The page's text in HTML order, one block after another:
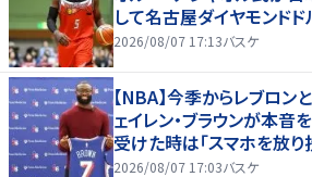
して名古屋ダイヤモンド
2026/08/07 17:13バスケ
【NBA】今季からレブロ
ェイレン・ブラウンが本
受けた時は「スマホを放り
2026/08/07 17:03バスケ